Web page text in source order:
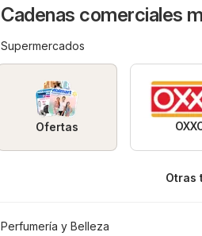
Cadenas comerciales
Supermercados
Ofertas
Otras
Perfumería y Belleza